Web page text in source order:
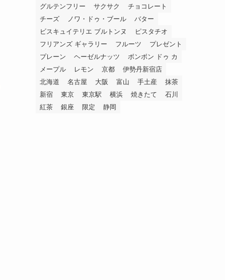
グルテンフリー
サクサク
チョコレート
チーズ
ノワ・ドゥ・ブール
バター
ビスキュイテリエ ブルトンヌ
ピスタチオ
フリアンズ ギャラリー
フルーツ
プレゼント
プレーン
ヘーゼルナッツ
ボンボン ドゥ カ
メープル
レモン 京都
伊勢丹新宿店
北海道
名古屋 大阪 富山 手土産
抹茶
新宿
東京 東京駅 横浜 焼きたて
石川
紅茶
銀座 限定 静岡